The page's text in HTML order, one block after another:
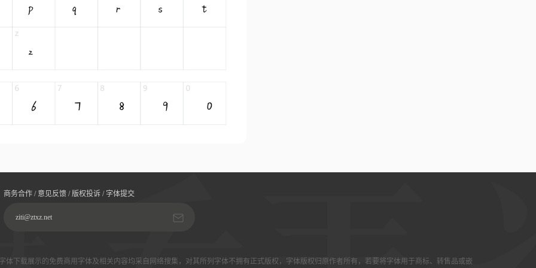
商务合作 / 意见反馈 / 版权投诉 / 字体提交
ziti@ztxz.net
体下载展示的免费商用字体及相关内容均采自网络搜集，对其所列字体不拥有正式版权，字体版权归原作者所有，若要将字体用于商标、转售品或嵌